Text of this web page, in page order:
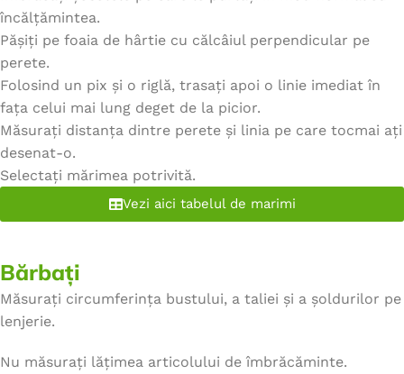
încălțămintea.
Pășiți pe foaia de hârtie cu călcâiul perpendicular pe
perete.
Folosind un pix și o riglă, trasați apoi o linie imediat în
fața celui mai lung deget de la picior.
Măsurați distanța dintre perete și linia pe care tocmai ați
desenat-o.
Selectați mărimea potrivită.
Vezi aici tabelul de marimi
Bărbați
Măsurați circumferința bustului, a taliei și a șoldurilor pe
lenjerie.
Nu măsurați lățimea articolului de îmbrăcăminte.